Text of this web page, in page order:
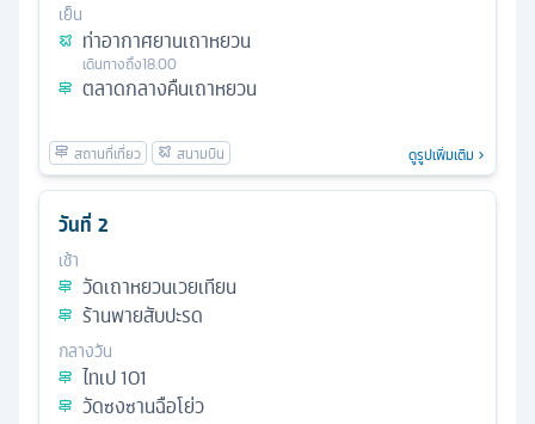
เย็น
ท่าอากาศยานเถาหยวน
เดินทางถึง18.00
ตลาดกลางคืนเถาหยวน
ดูรูปเพิ่มเติม
วันที่ 2
เช้า
วัดเถาหยวนเวยเทียน
ร้านพายสับปะรด
กลางวัน
ไทเป 101
วัดซงซานฉือโย่ว